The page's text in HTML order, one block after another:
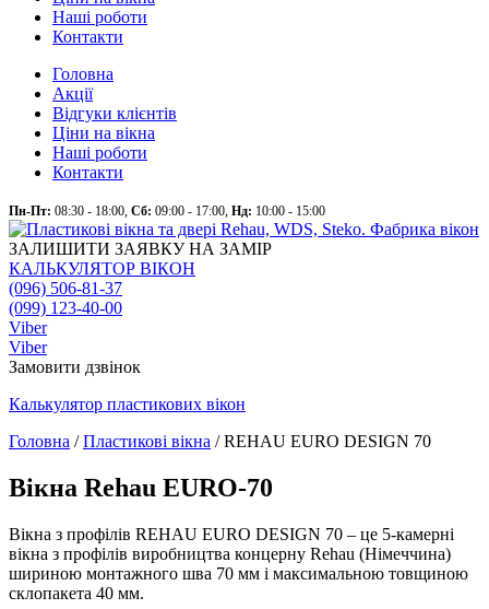
Наші роботи
Контакти
Головна
Акції
Відгуки клієнтів
Ціни на вікна
Наші роботи
Контакти
Пн-Пт: 08:30 - 18:00, Сб: 09:00 - 17:00, Нд: 10:00 - 15:00
ЗАЛИШИТИ ЗАЯВКУ НА ЗАМІР
КАЛЬКУЛЯТОР ВІКОН
(096) 506-81-37
(099) 123-40-00
Viber
Viber
Замовити дзвінок
Калькулятор пластикових вікон
Головна /Пластикові вікна /REHAU EURO DESIGN 70
Вікна Rehau EURO-70
Вікна з профілів REHAU EURO DESIGN 70 – це 5-камерні
вікна з профілів виробництва концерну Rehau (Німеччина)
шириною монтажного шва 70 мм і максимальною товщиною
склопакета 40 мм.